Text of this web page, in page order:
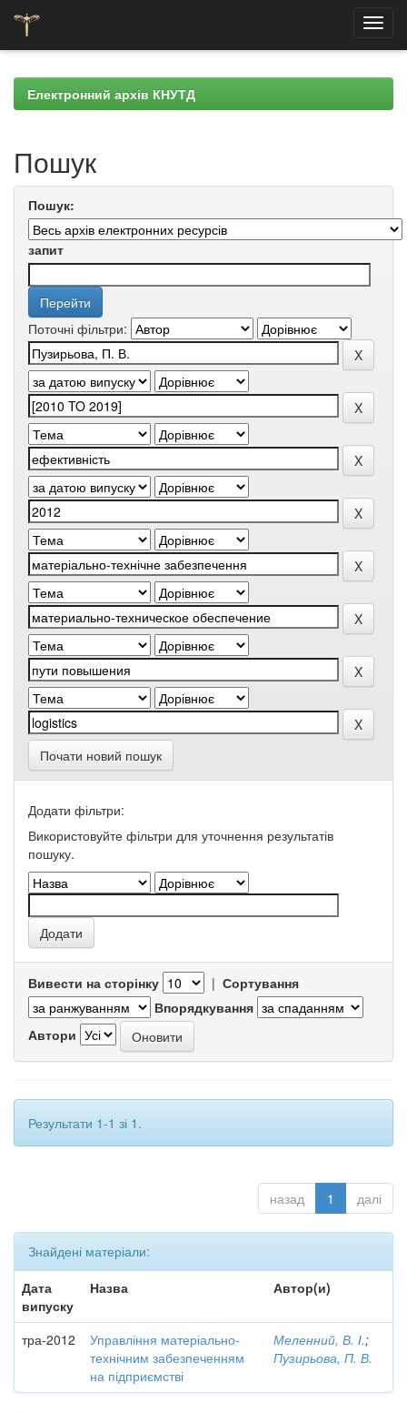
navigationЕлектронний архів КНУТД
Пошук
Пошук:
запит
Поточні фільтри:
Почати новий пошук
Додати фільтри:
Використовуйте фільтри для уточнення результатів
пошуку.
Вивести на сторінку | Сортування
Впорядкування
Автори
Результати 1-1 зі 1.
назад 1 далі
Знайдені матеріали:
Дата
випуску
Назва Автор(и)
тра-2012
Управління матеріально-
технічним забезпеченням
на підприємстві
Меленний, В. І.;
Пузирьова, П. В.